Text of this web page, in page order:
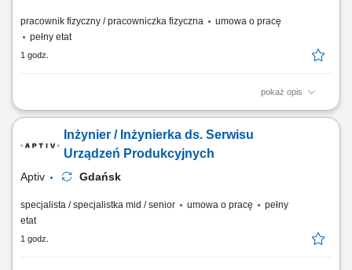
pracownik fizyczny / pracowniczka fizyczna
umowa o pracę
pełny etat
1 godz.
pokaż opis
Zakres obowiązków: realizacja wsparcia technicznego w obszarze
wymiana materiałów eksploatacyjnych oraz konserwacja urządzeń,
pomoc w przezbrojeniach i ustawieniach maszyn, wsparcie działu
Inżynier / Inżynierka ds. Serwisu
Urządzeń Produkcyjnych
Aptiv Gdańsk
specjalista / specjalistka mid / senior umowa o pracę
pełny
etat
1 godz.